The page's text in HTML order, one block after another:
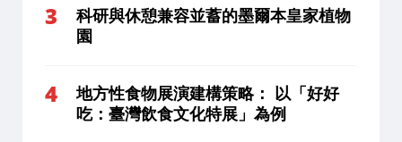
科研與休憩兼容並蓄的墨爾本皇家植物
園
地方性食物展演建構策略： 以「好好
吃：臺灣飲食文化特展」為例